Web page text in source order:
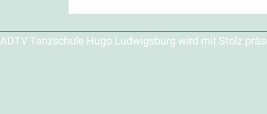
ADTV Tanzschule Hugo Ludwigsburg wird mit Stolz